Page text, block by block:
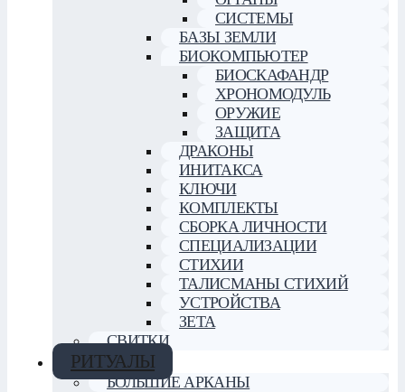
СИСТЕМЫ
БАЗЫ ЗЕМЛИ
БИОКОМПЬЮТЕР
БИОСКАФАНДР
ХРОНОМОДУЛЬ
ОРУЖИЕ
ЗАЩИТА
ДРАКОНЫ
ИНИТАКСА
КЛЮЧИ
КОМПЛЕКТЫ
СБОРКА ЛИЧНОСТИ
СПЕЦИАЛИЗАЦИИ
СТИХИИ
ТАЛИСМАНЫ СТИХИЙ
УСТРОЙСТВА
ЗЕТА
СВИТКИ
РИТУАЛЫ
БОЛЬШИЕ АРКАНЫ